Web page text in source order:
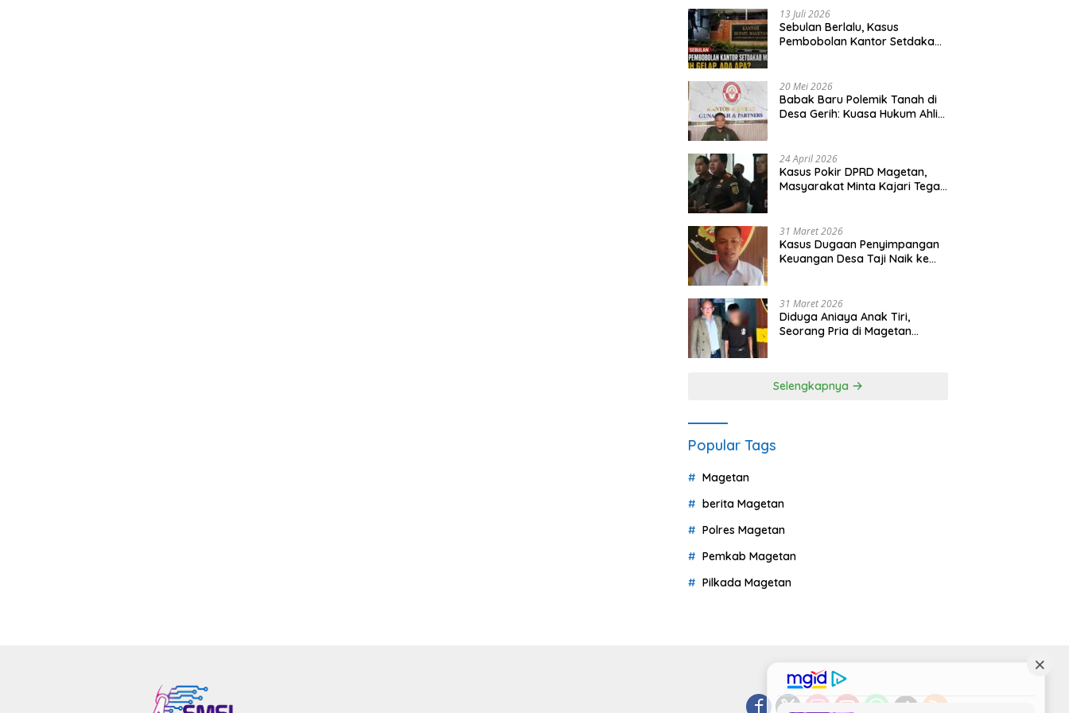
13 Juli 2026
Sebulan Berlalu, Kasus
Pembobolan Kantor Setdakab
20 Mei 2026
Babak Baru Polemik Tanah di
Desa Gerih: Kuasa Hukum Ahli
24 April 2026
Kasus Pokir DPRD Magetan,
Masyarakat Minta Kajari Tegak
31 Maret 2026
Kasus Dugaan Penyimpangan
Keuangan Desa Taji Naik ke
31 Maret 2026
Diduga Aniaya Anak Tiri,
Seorang Pria di Magetan
Selengkapnya
Popular Tags
Magetan
berita Magetan
Polres Magetan
Pemkab Magetan
Pilkada Magetan